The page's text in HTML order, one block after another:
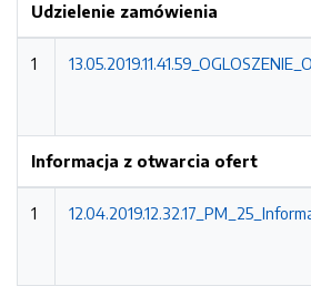
Udzielenie zamówienia
1
Informacja z otwarcia ofert
1